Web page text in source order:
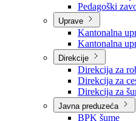
Zavod
Zavod za
Zavod za
Pedagoški
Uprave
Kantonalna
Kantonalna
Direkcije
Direkcija za
Direkcija za